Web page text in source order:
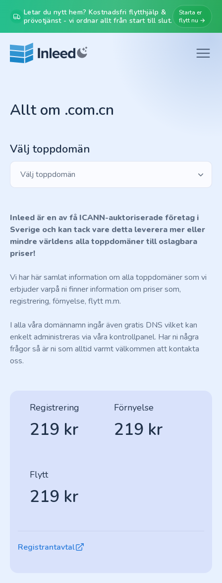
Letar du nytt hem? Kostnadsfri flytthjälp &
prövotjänst - vi ordnar allt från start till slut.
Starta er
flytt nu →
Allt om .com.cn
Välj toppdomän
Välj toppdomän
Inleed är en av få ICANN-auktoriserade företag i
Sverige och kan tack vare detta leverera mer eller
mindre världens alla toppdomäner till oslagbara
priser!
Vi har här samlat information om alla toppdomäner som vi
erbjuder varpå ni finner information om priser som,
registrering, förnyelse, flytt m.m.
I alla våra domännamn ingår även gratis DNS vilket kan
enkelt administreras via våra kontrollpanel. Har ni några
frågor så är ni som alltid varmt välkommen att kontakta
oss.
Registrering
219 kr
Förnyelse
219 kr
Flytt
219 kr
Registrantavtal